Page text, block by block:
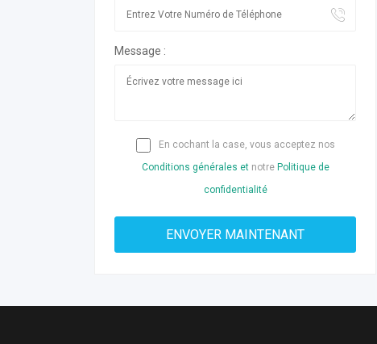
Message :
En cochant la case, vous acceptez nos
Conditions générales etnotre Politique de
confidentialité